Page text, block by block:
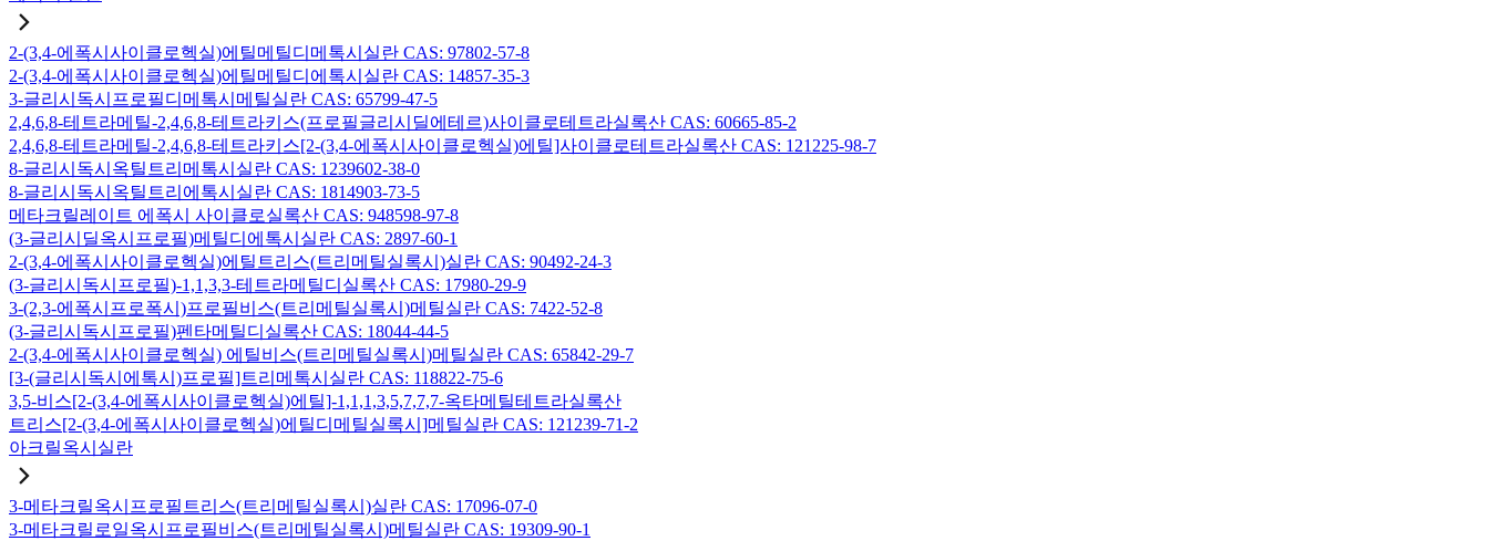
2-(3,4-에폭시사이클로헥실)에틸메틸디메톡시실란 CAS: 97802-57-8
2-(3,4-에폭시사이클로헥실)에틸메틸디에톡시실란 CAS: 14857-35-3
3-글리시독시프로필디메톡시메틸실란 CAS: 65799-47-5
2,4,6,8-테트라메틸-2,4,6,8-테트라키스(프로필글리시딜에테르)사이클로테트라실록산 CAS: 60665-85-2
2,4,6,8-테트라메틸-2,4,6,8-테트라키스[2-(3,4-에폭시사이클로헥실)에틸]사이클로테트라실록산 CAS: 121225-98-7
8-글리시독시옥틸트리메톡시실란 CAS: 1239602-38-0
8-글리시독시옥틸트리에톡시실란 CAS: 1814903-73-5
메타크릴레이트 에폭시 사이클로실록산 CAS: 948598-97-8
(3-글리시딜옥시프로필)메틸디에톡시실란 CAS: 2897-60-1
2-(3,4-에폭시사이클로헥실)에틸트리스(트리메틸실록시)실란 CAS: 90492-24-3
(3-글리시독시프로필)-1,1,3,3-테트라메틸디실록산 CAS: 17980-29-9
3-(2,3-에폭시프로폭시)프로필비스(트리메틸실록시)메틸실란 CAS: 7422-52-8
(3-글리시독시프로필)펜타메틸디실록산 CAS: 18044-44-5
2-(3,4-에폭시사이클로헥실) 에틸비스(트리메틸실록시)메틸실란 CAS: 65842-29-7
[3-(글리시독시에톡시)프로필]트리메톡시실란 CAS: 118822-75-6
3,5-비스[2-(3,4-에폭시사이클로헥실)에틸]-1,1,1,3,5,7,7,7-옥타메틸테트라실록산
트리스[2-(3,4-에폭시사이클로헥실)에틸디메틸실록시]메틸실란 CAS: 121239-71-2
아크릴옥시실란
3-메타크릴옥시프로필트리스(트리메틸실록시)실란 CAS: 17096-07-0
3-메타크릴로일옥시프로필비스(트리메틸실록시)메틸실란 CAS: 19309-90-1